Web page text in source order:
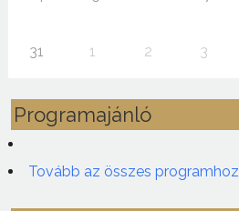
31 1 2 3
Programajánló
Tovább az összes programhoz